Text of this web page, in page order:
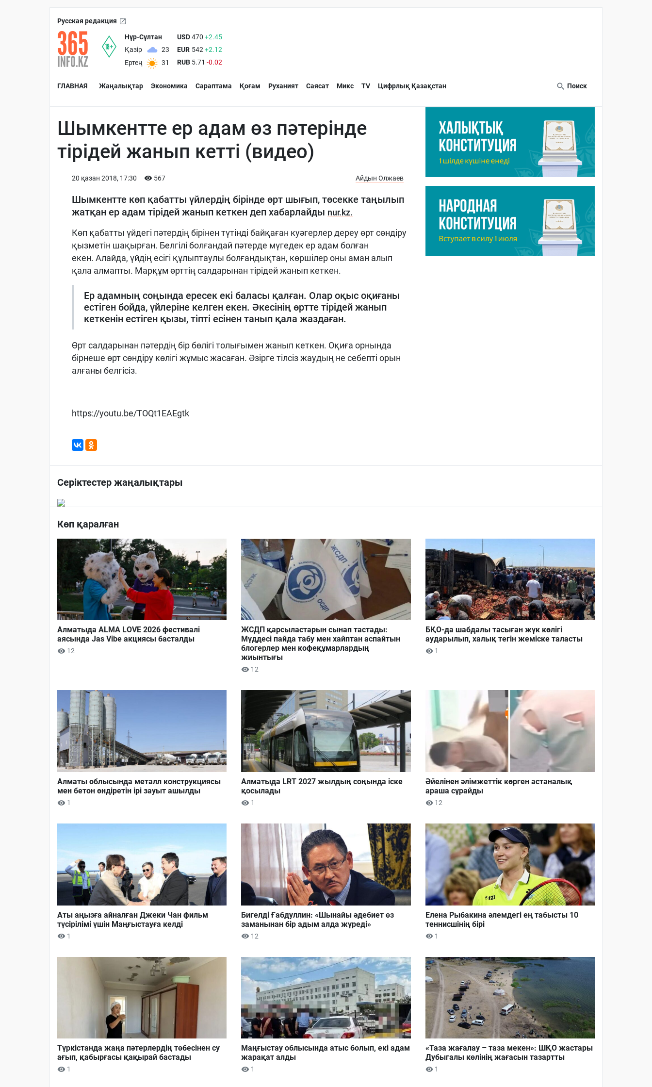
Русская редакция
Нұр-Сұлтан
Қазір
23
Ертең
31
USD470 +2.45
EUR 542 +2.12
RUB 5.71 -0.02
ГЛАВНАЯ Жаңалықтар Экономика Сараптама Қоғам Руханият Саясат Микс TV Цифрлық Қазақстан Поиск
Шымкентте ер адам өз пәтерінде
тірідей жанып кетті (видео)
20 қазан 2018, 17:30 567 Айдын Олжаев
Шымкентте көп қабатты үйлердің бірінде өрт шығып, төсекке таңылып
жатқан ер адам тірідей жанып кеткен деп хабарлайды nur.kz.
Көп қабатты үйдегі пәтердің бірінен түтінді байқаған куәгерлер дереу өрт сөндіру
қызметін шақырған. Белгілі болғандай пәтерде мүгедек ер адам болған
екен. Алайда, үйдің есігі құлыптаулы болғандықтан, көршілер оны аман алып
қала алмапты. Марқұм өрттің салдарынан тірідей жанып кеткен.
Ер адамның соңында ересек екі баласы қалған. Олар оқыс оқиғаны
естіген бойда, үйлеріне келген екен. Әкесінің өртте тірідей жанып
кеткенін естіген қызы, тіпті есінен танып қала жаздаған.
Өрт салдарынан пәтердің бір бөлігі толығымен жанып кеткен. Оқиға орнында
бірнеше өрт сөндіру көлігі жұмыс жасаған. Әзірге тілсіз жаудың не себепті орын
алғаны белгісіз.
https://youtu.be/TOQt1EAEgtk
Серіктестер жаңалықтары
Көп қаралған
Алматыда ALMA LOVE 2026 фестивалі
аясында Jas Vibe акциясы басталды
12
ЖСДП қарсыластарын сынап тастады:
Мүддесі пайда табу мен хайптан аспайтын
блогерлер мен кофеқұмарлардың
жиынтығы
12
БҚО-да шабдалы тасыған жүк көлігі
аударылып, халық тегін жеміске таласты
1
Алматы облысында металл конструкциясы
мен бетон өндіретін ірі зауыт ашылды
1
Алматыда LRT 2027 жылдың соңында іске
қосылады
1
Әйелінен әлімжеттік көрген астаналық
араша сұрайды
12
Аты аңызға айналған Джеки Чан фильм
түсірілімі үшін Маңғыстауға келді
1
Бигелді Ғабдуллин: «Шынайы әдебиет өз
заманынан бір адым алда жүреді»
12
Елена Рыбакина әлемдегі ең табысты 10
теннисшінің бірі
1
Түркістанда жаңа пәтерлердің төбесінен су
ағып, қабырғасы қақырай бастады
1
Маңғыстау облысында атыс болып, екі адам
жарақат алды
1
«Таза жағалау – таза мекен»: ШҚО жастары
Дубыгалы көлінің жағасын тазартты
1